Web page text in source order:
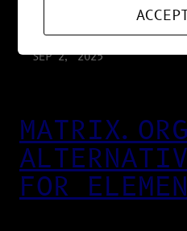
SEP 2, 2025
FOR